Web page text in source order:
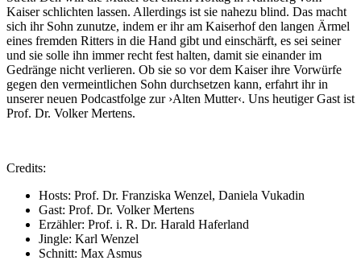
Kaiser schlichten lassen. Allerdings ist sie nahezu blind. Das macht
sich ihr Sohn zunutze, indem er ihr am Kaiserhof den langen Ärmel
eines fremden Ritters in die Hand gibt und einschärft, es sei seiner
und sie solle ihn immer recht fest halten, damit sie einander im
Gedränge nicht verlieren. Ob sie so vor dem Kaiser ihre Vorwürfe
gegen den vermeintlichen Sohn durchsetzen kann, erfahrt ihr in
unserer neuen Podcastfolge zur ›Alten Mutter‹. Uns heutiger Gast ist
Prof. Dr. Volker Mertens.
Credits:
Hosts: Prof. Dr. Franziska Wenzel, Daniela Vukadin
Gast: Prof. Dr. Volker Mertens
Erzähler: Prof. i. R. Dr. Harald Haferland
Jingle: Karl Wenzel
Schnitt: Max Asmus